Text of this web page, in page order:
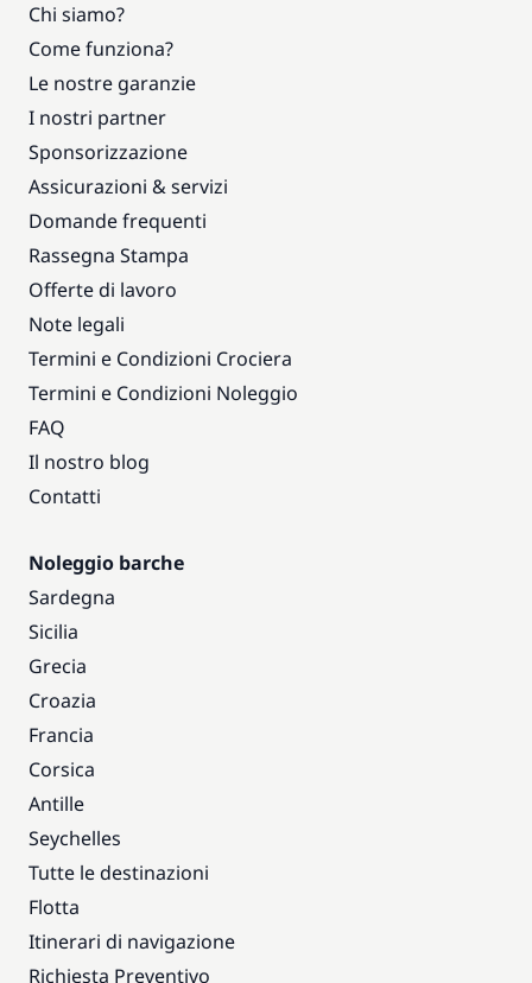
Chi siamo?
Come funziona?
Le nostre garanzie
I nostri partner
Sponsorizzazione
Assicurazioni & servizi
Domande frequenti
Rassegna Stampa
Offerte di lavoro
Note legali
Termini e Condizioni Crociera
Termini e Condizioni Noleggio
FAQ
Il nostro blog
Contatti
Noleggio barche
Sardegna
Sicilia
Grecia
Croazia
Francia
Corsica
Antille
Seychelles
Tutte le destinazioni
Flotta
Itinerari di navigazione
Richiesta Preventivo